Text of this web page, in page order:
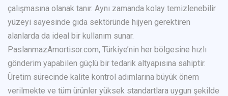
çalışmasına olanak tanır. Aynı zamanda kolay temizlenebilir
yüzeyi sayesinde gıda sektöründe hijyen gerektiren
alanlarda da ideal bir kullanım sunar.
PaslanmazAmortisor.com, Türkiye’nin her bölgesine hızlı
gönderim yapabilen güçlü bir tedarik altyapısına sahiptir.
Üretim sürecinde kalite kontrol adımlarına büyük önem
verilmekte ve tüm ürünler yüksek standartlara uygun şekilde